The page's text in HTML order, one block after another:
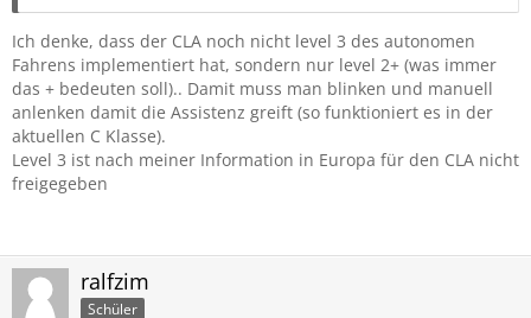
Ich denke, dass der CLA noch nicht level 3 des autonomen
Fahrens implementiert hat, sondern nur level 2+ (was immer
das + bedeuten soll).. Damit muss man blinken und manuell
anlenken damit die Assistenz greift (so funktioniert es in der
aktuellen C Klasse).
Level 3 ist nach meiner Information in Europa für den CLA nicht
freigegeben
ralfzim
Schüler